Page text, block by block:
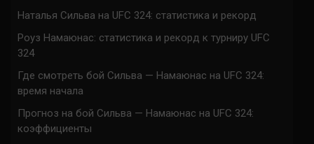
Наталья Сильва на UFC 324: статистика и рекорд
Роуз Намаюнас: статистика и рекорд к турниру UFC
324
Где смотреть бой Сильва — Намаюнас на UFC 324:
время начала
Прогноз на бой Сильва — Намаюнас на UFC 324:
коэффициенты